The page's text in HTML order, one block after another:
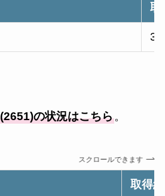
取
の状況はこちら。
スクロールできます
取得